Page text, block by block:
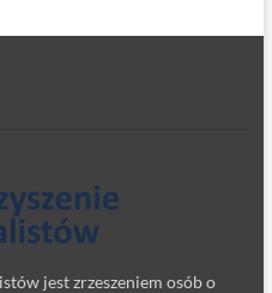
jest zrzeszeniem osób o